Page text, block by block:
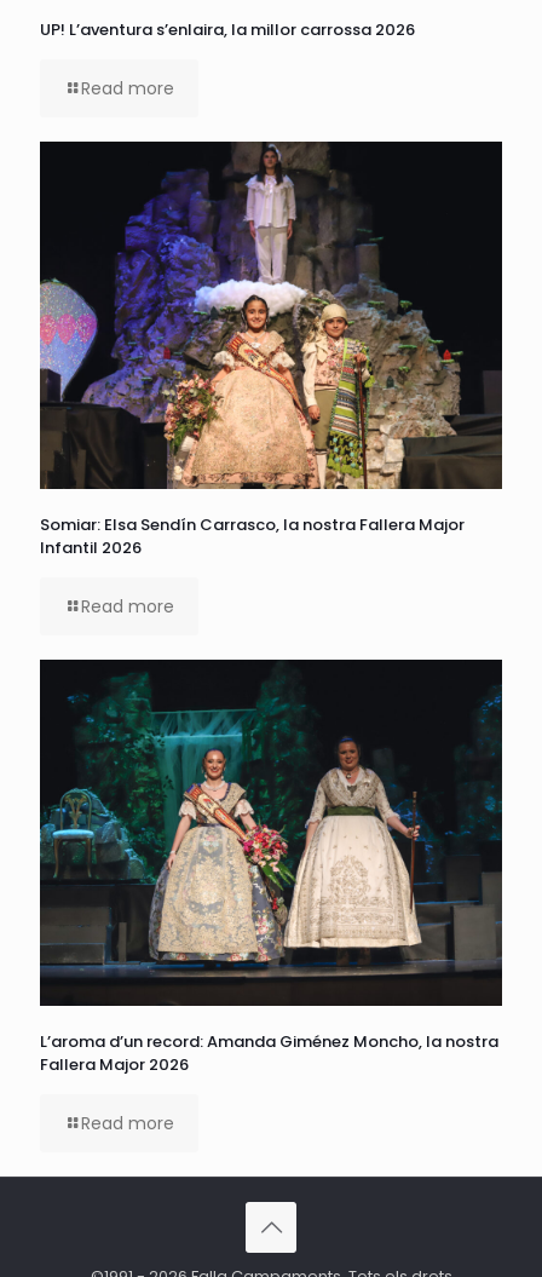
UP! L’aventura s’enlaira, la millor carrossa 2026
Read more
Somiar: Elsa Sendín Carrasco, la nostra Fallera Major
Infantil 2026
Read more
L’aroma d’un record: Amanda Giménez Moncho, la nostra
Fallera Major 2026
Read more